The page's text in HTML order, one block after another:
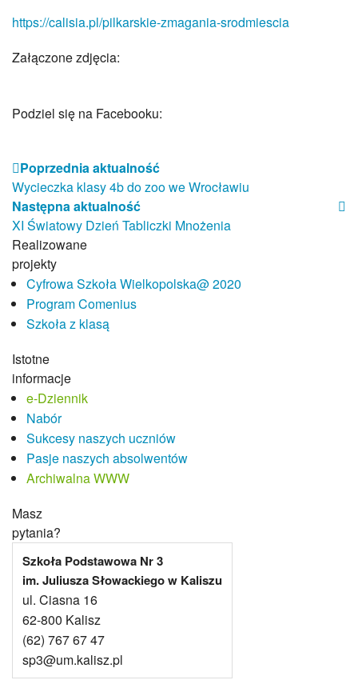
Projekty 2021-22
Projekty 2020-21
Projekty 2019-20
Projekty 2017-18
Program Comenius
eSzkoła Moja Wielkopolska
Laboratoria Przyszłości
Pracownicy
Dyrekcja
Nauczyciele
Pedagog szkolny/pedagog specjalny
Psycholog szkolny
Pracownicy obsługi
Doradztwo zawodowe
3KGZ
Miejskie Wiewióreczki
Szkolna Galeria Artystów Trójki
Biblioteka
Świetlica
Opieka zdrowotna
Stołówka
https://calisia.pl/pilkarskie-zmagania-srodmiescia
Załączone zdjęcia:
Podziel się na Facebooku:
Poprzednia aktualność
Wycieczka klasy 4b do zoo we Wrocławiu
Następna aktualność
XI Światowy Dzień Tabliczki Mnożenia
Realizowane
projekty
Cyfrowa Szkoła Wielkopolska@ 2020
Program Comenius
Szkoła z klasą
Istotne
informacje
e-Dziennik
Nabór
Sukcesy naszych uczniów
Pasje naszych absolwentów
Archiwalna WWW
Masz
pytania?
Szkoła Podstawowa Nr 3
im. Juliusza Słowackiego w Kaliszu
ul. Ciasna 16
62-800 Kalisz
(62) 767 67 47
sp3@um.kalisz.pl